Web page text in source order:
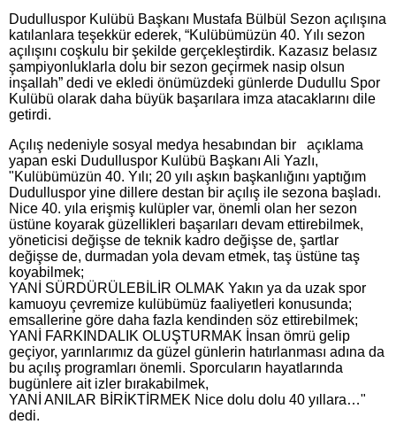
Dudulluspor Kulübü Başkanı Mustafa Bülbül Sezon açılışına
katılanlara teşekkür ederek, “Kulübümüzün 40. Yılı sezon
açılışını coşkulu bir şekilde gerçekleştirdik. Kazasız belasız
şampiyonluklarla dolu bir sezon geçirmek nasip olsun
inşallah” dedi ve ekledi önümüzdeki günlerde Dudullu Spor
Kulübü olarak daha büyük başarılara imza atacaklarını dile
getirdi.
Açılış nedeniyle sosyal medya hesabından bir açıklama
yapan eski Dudulluspor Kulübü Başkanı Ali Yazlı,
"Kulübümüzün 40. Yılı; 20 yılı aşkın başkanlığını yaptığım
Dudulluspor yine dillere destan bir açılış ile sezona başladı.
Nice 40. yıla erişmiş kulüpler var, önemli olan her sezon
üstüne koyarak güzellikleri başarıları devam ettirebilmek,
yöneticisi değişse de teknik kadro değişse de, şartlar
değişse de, durmadan yola devam etmek, taş üstüne taş
koyabilmek;
YANİ SÜRDÜRÜLEBİLİR OLMAK Yakın ya da uzak spor
kamuoyu çevremize kulübümüz faaliyetleri konusunda;
emsallerine göre daha fazla kendinden söz ettirebilmek;
YANİ FARKINDALIK OLUŞTURMAK İnsan ömrü gelip
geçiyor, yarınlarımız da güzel günlerin hatırlanması adına da
bu açılış programları önemli. Sporcuların hayatlarında
bugünlere ait izler bırakabilmek,
YANİ ANILAR BİRİKTİRMEK Nice dolu dolu 40 yıllara…"
dedi.